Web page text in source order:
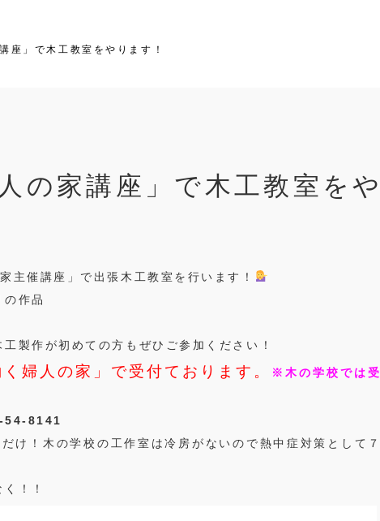
座」で木工教室をやります！
の家講座」で木工教室をや
主催講座」で出張木工教室を行います！
作品
製作が初めての方もぜひご参加ください！
婦人の家」で受付ております。
※木の学校では受
54-8141
け！木の学校の工作室は冷房がないので熱中症対策として７
！！